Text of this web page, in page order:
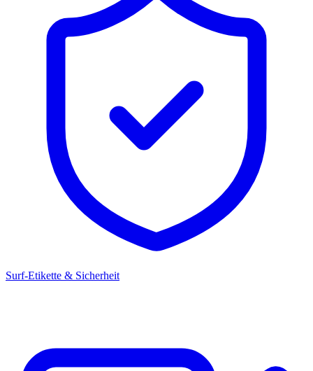
Surf-Etikette & Sicherheit